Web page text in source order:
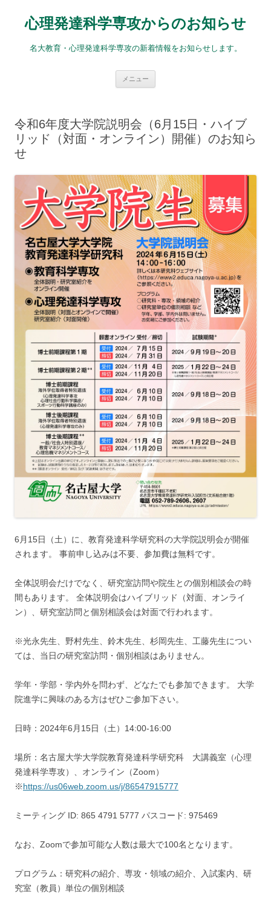
心理発達科学専攻からのお知らせ
名大教育・心理発達科学専攻の新着情報をお知らせします。
メニュー
令和6年度大学院説明会（6月15日・ハイブ
リッド（対面・オンライン）開催）のお知ら
せ
6月15日（土）に、教育発達科学研究科の大学院説明会が開催
されます。 事前申し込みは不要、参加費は無料です。
全体説明会だけでなく、研究室訪問や院生との個別相談会の時
間もあります。 全体説明会はハイブリッド（対面、オンライ
ン）、研究室訪問と個別相談会は対面で行われます。
※光永先生、野村先生、鈴木先生、杉岡先生、工藤先生につい
ては、当日の研究室訪問・個別相談はありません。
学年・学部・学内外を問わず、どなたでも参加できます。 大学
院進学に興味のある方はぜひご参加下さい。
日時：2024年6月15日（土）14:00-16:00
場所：名古屋大学大学院教育発達科学研究科 大講義室（心理
発達科学専攻）、オンライン（Zoom）
※https://us06web.zoom.us/j/86547915777
ミーティング ID: 865 4791 5777 パスコード: 975469
なお、Zoomで参加可能な人数は最大で100名となります。
プログラム：研究科の紹介、専攻・領域の紹介、入試案内、研
究室（教員）単位の個別相談